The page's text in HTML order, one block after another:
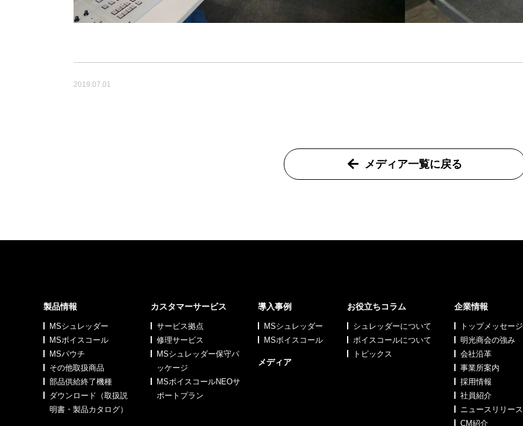
2019.07.01
メディア一覧に戻る
製品情報
MSシュレッダー
MSボイスコール
MSパウチ
その他取扱商品
部品供給終了機種
ダウンロード（取扱説
明書・製品カタログ）
カスタマーサービス
サービス拠点
修理サービス
MSシュレッダー保守パ
ッケージ
MSボイスコールNEOサ
ポートプラン
導入事例
MSシュレッダー
MSボイスコール
メディア
お役立ちコラム
シュレッダーについて
ボイスコールについて
トピックス
企業情報
トップメッセージ
明光商会の強み
会社沿革
事業所案内
採用情報
社員紹介
ニュースリリース
CM紹介